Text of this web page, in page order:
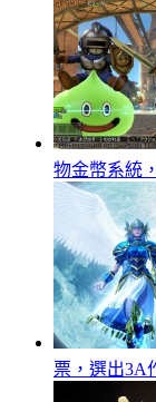
物金幣系統
票，選出3A